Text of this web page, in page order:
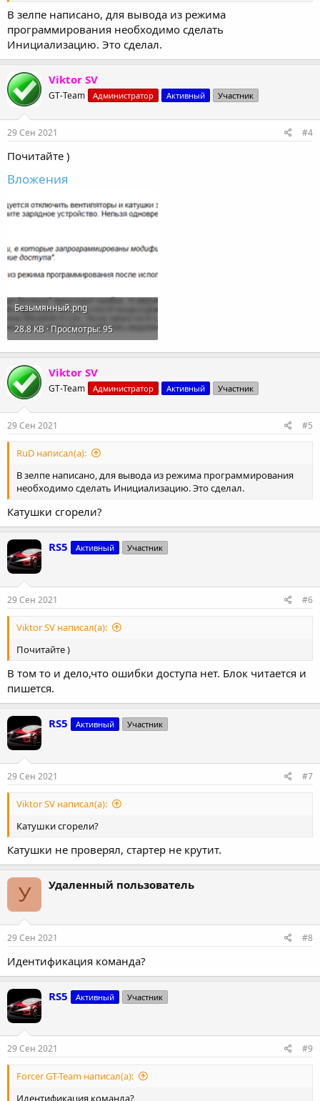
В зелпе написано, для вывода из режима
программирования необходимо сделать
Инициализацию. Это сделал.
Viktor SV
GT-Team Администратор Активный Участник
29 Сен 2021 #4
Почитайте )
Вложения
Безымянный.png
28.8 KB · Просмотры: 95
Viktor SV
GT-Team Администратор Активный Участник
29 Сен 2021 #5
RuD написал(а):
В зелпе написано, для вывода из режима программирования
необходимо сделать Инициализацию. Это сделал.
Катушки сгорели?
RS5 Активный Участник
29 Сен 2021 #6
Viktor SV написал(а):
Почитайте )
В том то и дело,что ошибки доступа нет. Блок читается и
пишется.
RS5 Активный Участник
29 Сен 2021 #7
Viktor SV написал(а):
Катушки сгорели?
Катушки не проверял, стартер не крутит.
У Удаленный пользователь
29 Сен 2021 #8
Идентификация команда?
RS5 Активный Участник
29 Сен 2021 #9
Forcer GT-Team написал(а):
Идентификация команда?